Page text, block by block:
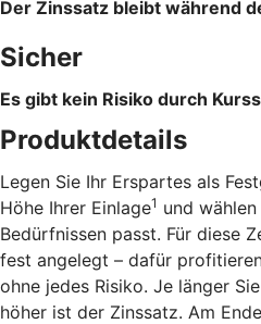
Der Zinssatz bleibt während
Sicher
Es gibt kein Risiko durch
Produktdetails
Legen Sie Ihr Erspartes als
Höhe Ihrer Einlage1 und
Bedürfnissen passt. Für diese
fest angelegt – dafür
ohne jedes Risiko. Je länger
höher ist der Zinssatz. Am